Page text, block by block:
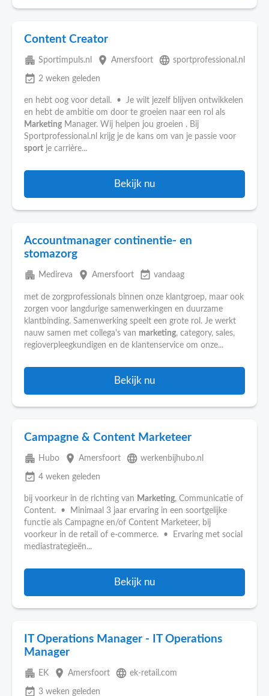
Content Creator
apartment Sportimpuls.nl place Amersfoort language sportprofessional.nl
event_available 2 weken geleden
en hebt oog voor detail. • Je wilt jezelf blijven ontwikkelen
en hebt de ambitie om door te groeien naar een rol als
Marketing Manager. Wij helpen jou groeien . Bij
Sportprofessional.nl krijg je de kans om van je passie voor
sport je carrière...
Bekijk nu
Accountmanager continentie- en
stomazorg
apartment Medireva place Amersfoort event_available vandaag
met de zorgprofessionals binnen onze klantgroep, maar ook
zorgen voor langdurige samenwerkingen en duurzame
klantbinding. Samenwerking speelt een grote rol. Je werkt
nauw samen met collega's van marketing, category, sales,
regioverpleegkundigen en de klantenservice om onze...
Bekijk nu
Campagne & Content Marketeer
apartment Hubo place Amersfoort language werkenbijhubo.nl
event_available 4 weken geleden
bij voorkeur in de richting van Marketing, Communicatie of
Content. • Minimaal 3 jaar ervaring in een soortgelijke
functie als Campagne en/of Content Marketeer, bij
voorkeur in de retail of e-commerce. • Ervaring met social
mediastrategieën...
Bekijk nu
IT Operations Manager - IT Operations
Manager
apartment EK place Amersfoort language ek-retail.com
event_available 3 weken geleden